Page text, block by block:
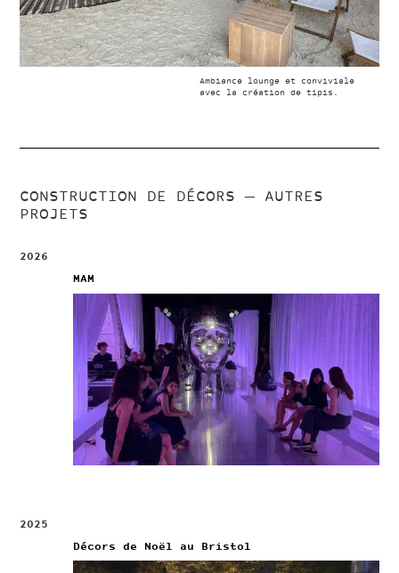
Ambiance lounge et conviviale
avec la création de tipis.
CONSTRUCTION DE DÉCORS— AUTRES
PROJETS
2026
MAM
2025
Décors de Noël au Bristol